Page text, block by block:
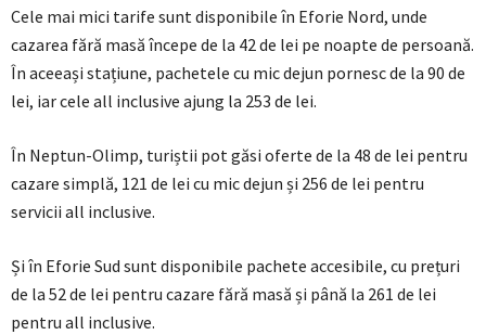
Cele mai mici tarife sunt disponibile în Eforie Nord, unde
cazarea fără masă începe de la 42 de lei pe noapte de persoană.
În aceeași stațiune, pachetele cu mic dejun pornesc de la 90 de
lei, iar cele all inclusive ajung la 253 de lei.
În Neptun-Olimp, turiștii pot găsi oferte de la 48 de lei pentru
cazare simplă, 121 de lei cu mic dejun și 256 de lei pentru
servicii all inclusive.
Și în Eforie Sud sunt disponibile pachete accesibile, cu prețuri
de la 52 de lei pentru cazare fără masă și până la 261 de lei
pentru all inclusive.